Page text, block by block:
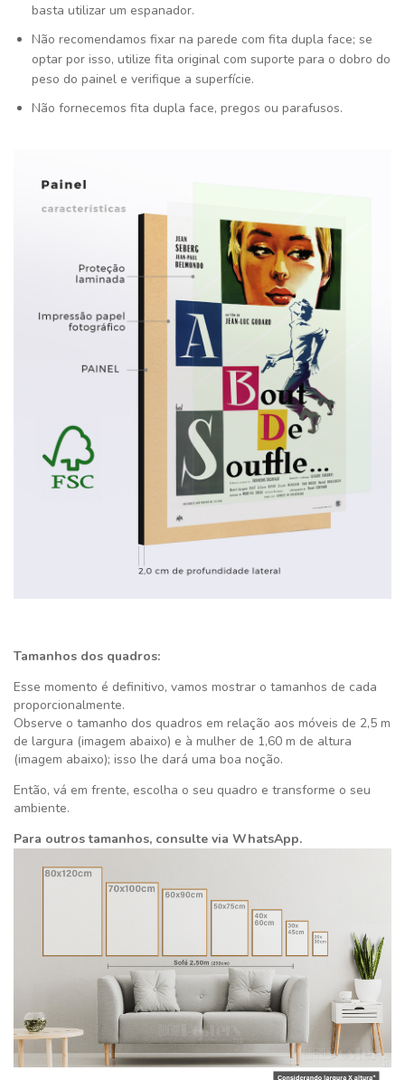
basta utilizar um espanador.
Não recomendamos fixar na parede com fita dupla face; se
optar por isso, utilize fita original com suporte para o dobro do
peso do painel e verifique a superfície.
Não fornecemos fita dupla face, pregos ou parafusos.
Tamanhos dos quadros:
Esse momento é definitivo, vamos mostrar o tamanhos de cada
proporcionalmente.
Observe o tamanho dos quadros em relação aos móveis de 2,5 m
de largura (imagem abaixo) e à mulher de 1,60 m de altura
(imagem abaixo); isso lhe dará uma boa noção.
Então, vá em frente, escolha o seu quadro e transforme o seu
ambiente.
Para outros tamanhos, consulte via WhatsApp.